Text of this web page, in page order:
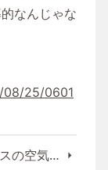
なんじゃな
08/25/0601
オフィスの空気をモニタリングして改善する話